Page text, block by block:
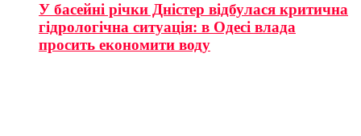
У басейні річки Дністер відбулася критична
гідрологічна ситуація: в Одесі влада
просить економити воду